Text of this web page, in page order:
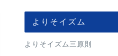
よりそイズム
よりそイズム三原則